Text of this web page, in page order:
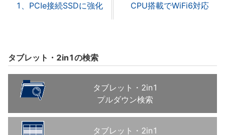
1、PCIe接続SSDに強化
CPU搭載でWiFi6対応
タブレット・2in1の検索
タブレット・2in1
プルダウン検索
タブレット・2in1